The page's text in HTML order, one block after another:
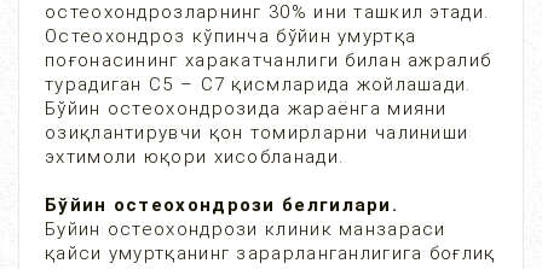
остеохондрозларнинг 30% ини ташкил этади.
Остеохондроз кўпинча бўйин умуртқа
поғонасининг харакатчанлиги билан ажралиб
турадиган С5 – С7 қисмларида жойлашади.
Бўйин остеохондрозида жараёнга мияни
озиқлантирувчи қон томирларни чалиниши
эхтимоли юқори хисобланади.
Бўйин остеохондрози белгилари.
Буйин остеохондрози клиник манзараси
қайси умуртқанинг зарарланганлигига боғлиқ